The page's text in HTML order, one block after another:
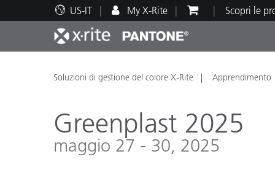
US-IT My X-Rite Scopri le
Principali prodotti
Stampa e Packaging
Supporto tecnico
Risorse didattiche
Soluzioni di gestione del colore X-Rite Apprendimento
Greenplast 2025
maggio 27 - 30, 2025